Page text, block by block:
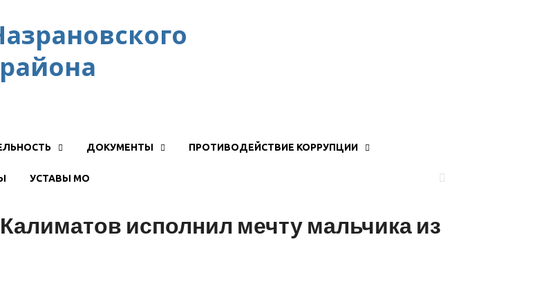
ДОКУМЕНТЫ ПРОТИВОДЕЙСТВИЕ КОРРУПЦИИ
УСТАВЫ МО
исполнил мечту мальчика из